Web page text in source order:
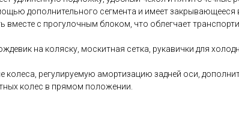
дополнительного сегмента и имеет закрывающееся
с прогулочным блоком, что облегчает
на коляску, москитная сетка, рукавички для
колеса, регулируемую амортизацию задней оси,
колес в прямом положении.